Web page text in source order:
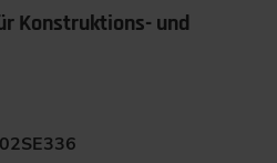
Konstruktions- und